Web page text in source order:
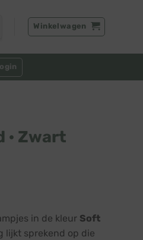
Winkelwagen
· Zwart
in de kleur Soft
lijkt sprekend op die